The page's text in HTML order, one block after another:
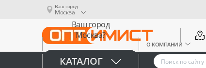
Ваш город
Москва
Ваш город
Москва?
Да
О КОМПАНИИ
КАТАЛОГ